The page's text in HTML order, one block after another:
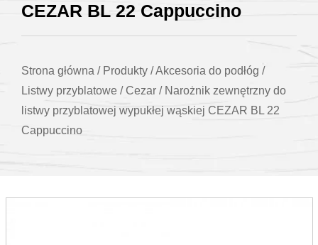
CEZAR BL 22 Cappuccino
Strona główna / Produkty /Akcesoria do podłóg /
Listwy przyblatowe / Cezar / Narożnik zewnętrzny do
listwy przyblatowej wypukłej wąskiej CEZAR BL 22
Cappuccino